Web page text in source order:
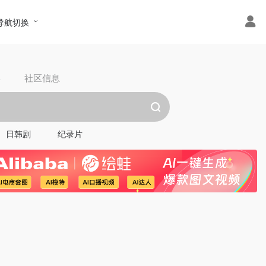
航切换
社区信息
日韩剧 纪录片